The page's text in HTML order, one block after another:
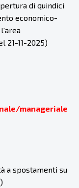
di quindici
economico-
21-11-2025)
manageriale
a spostamenti su